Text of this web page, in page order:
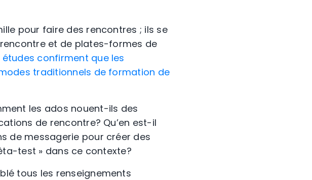
pour faire des rencontres ; ils se
et de plates-formes de
études confirment que les
traditionnels de formation de
les ados nouent-ils des
de rencontre? Qu’en est-il
de messagerie pour créer des
test » dans ce contexte?
tous les renseignements